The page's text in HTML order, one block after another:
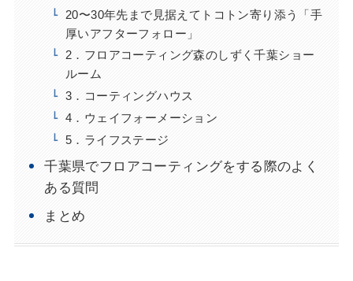
20〜30年先まで見据えてトコトン寄り添う「手
厚いアフターフォロー」
2．フロアコーティング森のしずく千葉ショー
ルーム
3．コーティングハウス
4．ウェイフォーメーション
5．ライフステージ
千葉県でフロアコーティングをする際のよく
ある質問
まとめ